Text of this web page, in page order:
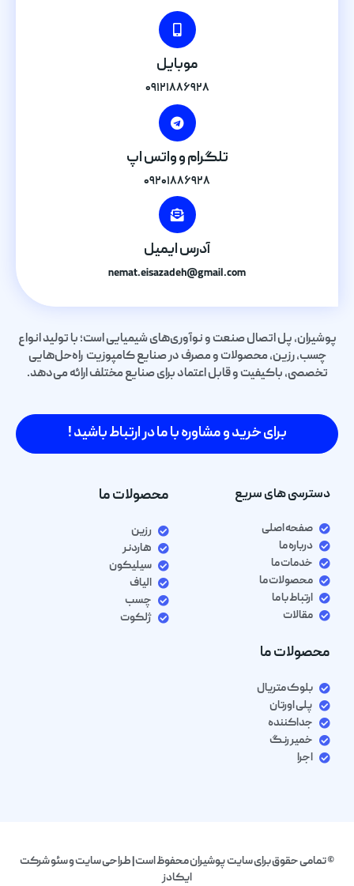
موبایل
۰۹۱۲۱۸۸۶۹۲۸
تلگرام و واتس اپ
۰۹۲۰۱۸۸۶۹۲۸
آدرس ایمیل
nemat.eisazadeh@gmail.com
پوشیران، پل اتصال صنعت و نوآوری‌های شیمیایی است؛ با تولید انواع
چسب، رزین، محصولات و مصرف در صنایع کامپوزیت راه‌حل‌هایی
تخصصی، باکیفیت و قابل اعتماد برای صنایع مختلف ارائه می‌دهد.
برای خرید و مشاوره با ما در ارتباط باشید !
دسترسی های سریع
صفحه اصلی
درباره ما
خدمات ما
محصولات ما
ارتباط با ما
مقالات
محصولات ما
رزین
هاردنر
سیلیکون
الیاف
چسب
ژلکوت
محصولات ما
بلوک متریال
پلی اورتان
جداکننده
خمیر رنگ
اجرا
© تمامی حقوق برای سایت پوشیران محفوظ است| طراحی سایت و سئو شرکت
ایکادز